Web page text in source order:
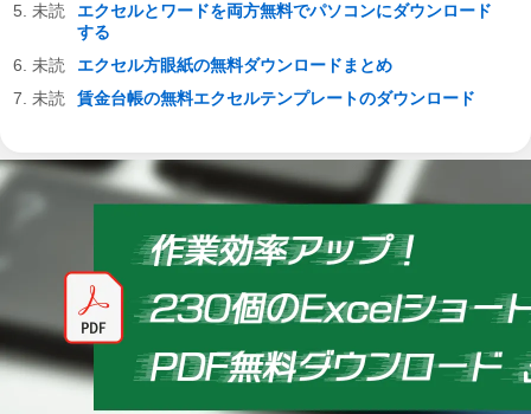
エクセルとワードを両方無料でパソコンにダウンロード
する
エクセル方眼紙の無料ダウンロードまとめ
賃金台帳の無料エクセルテンプレートのダウンロード